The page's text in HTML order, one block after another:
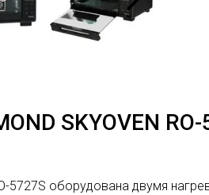
SKYOVEN
5727S оборудована двумя